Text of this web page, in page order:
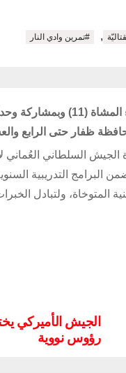
, #تمرين وادي النار
ينفذ الجيش السلطاني العُماني
ظفار حتى الرابع
الجيش السلطاني العُماني
البرامج التدريبية
ولتبادل
رؤوس نووية